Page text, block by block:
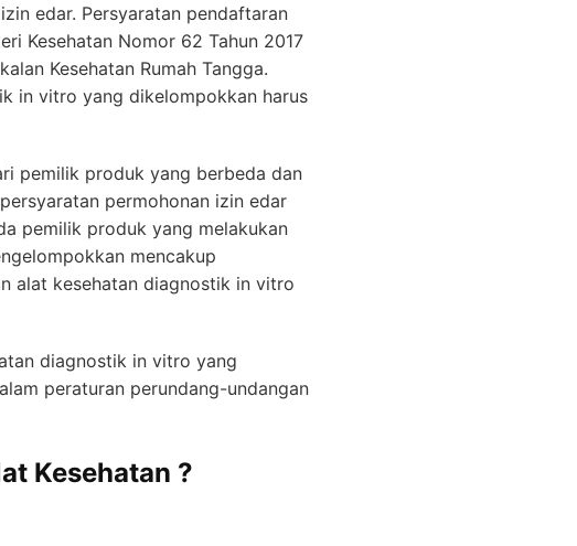
edar. Persyaratan pendaftaran
Kesehatan Nomor 62 Tahun 2017
Kesehatan Rumah Tangga.
in vitro yang dikelompokkan harus
pemilik produk yang berbeda dan
permohonan izin edar
pemilik produk yang melakukan
mencakup
alat kesehatan diagnostik in vitro
diagnostik in vitro yang
peraturan perundang-undangan
Kesehatan ?